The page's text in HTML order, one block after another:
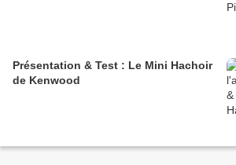
Présentation & Test : Le Mini Hachoir
de Kenwood